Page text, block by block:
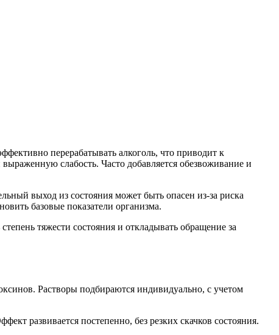
перерабатывать алкоголь, что приводит к
слабость. Часто добавляется обезвоживание и
выход из состояния может быть опасен из-за риска
базовые показатели организма.
тяжести состояния и откладывать обращение за
Растворы подбираются индивидуально, с учетом
развивается постепенно, без резких скачков состояния.